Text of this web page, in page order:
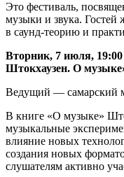
Это фестиваль,
музыки и звука.
в саунд-теорию и
Вторник, 7 июля,
Штокхаузен. О
Ведущий — самарский
В книге «О музыке»
музыкальные
влияние новых
создания новых
слушателям активно